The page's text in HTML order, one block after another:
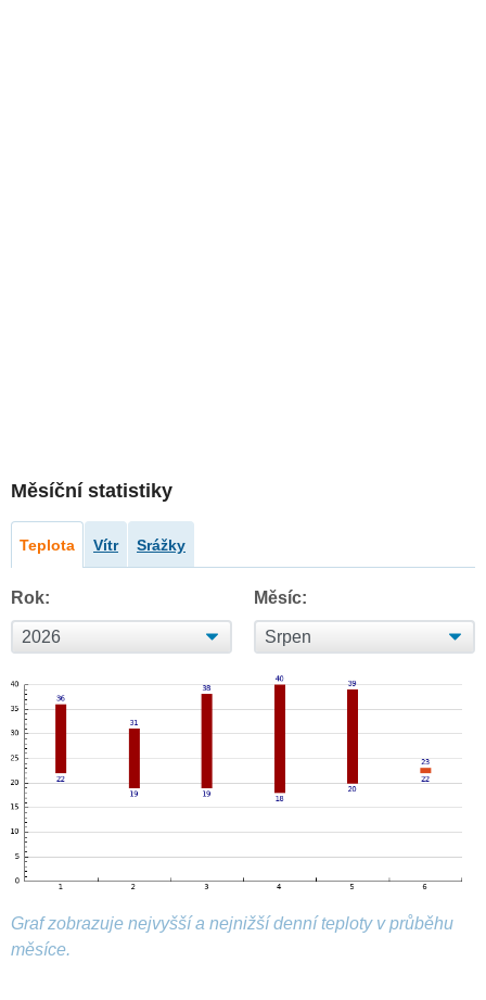
Měsíční statistiky
Teplota Vítr Srážky
Rok: Měsíc:
Graf zobrazuje nejvyšší a nejnižší denní teploty v průběhu
měsíce.